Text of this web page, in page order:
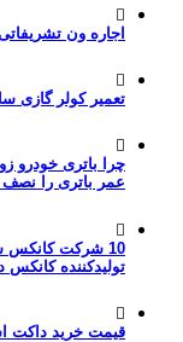
اجاره ون
تعمیر کولر گازی
عمر باتری را نصف
10 شرکت کانکس
تولیدکننده کانکس در
قیمت خرید داکت